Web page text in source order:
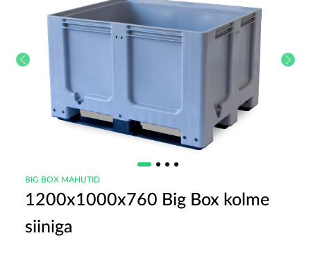
BIG BOX MAHUTID
1200x1000x760 Big Box kolme
siiniga